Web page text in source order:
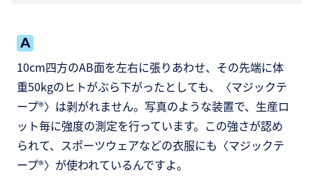
10cm四方のAB面を左右に張りあわせ、その先端に体
重50kgのヒトがぶら下がったとしても、〈マジックテ
ープ®〉は剥がれません。写真のような装置で、生産ロ
ット毎に強度の測定を行っています。この強さが認め
られて、スポーツウェアなどの衣服にも〈マジックテ
ープ®〉が使われているんですよ。